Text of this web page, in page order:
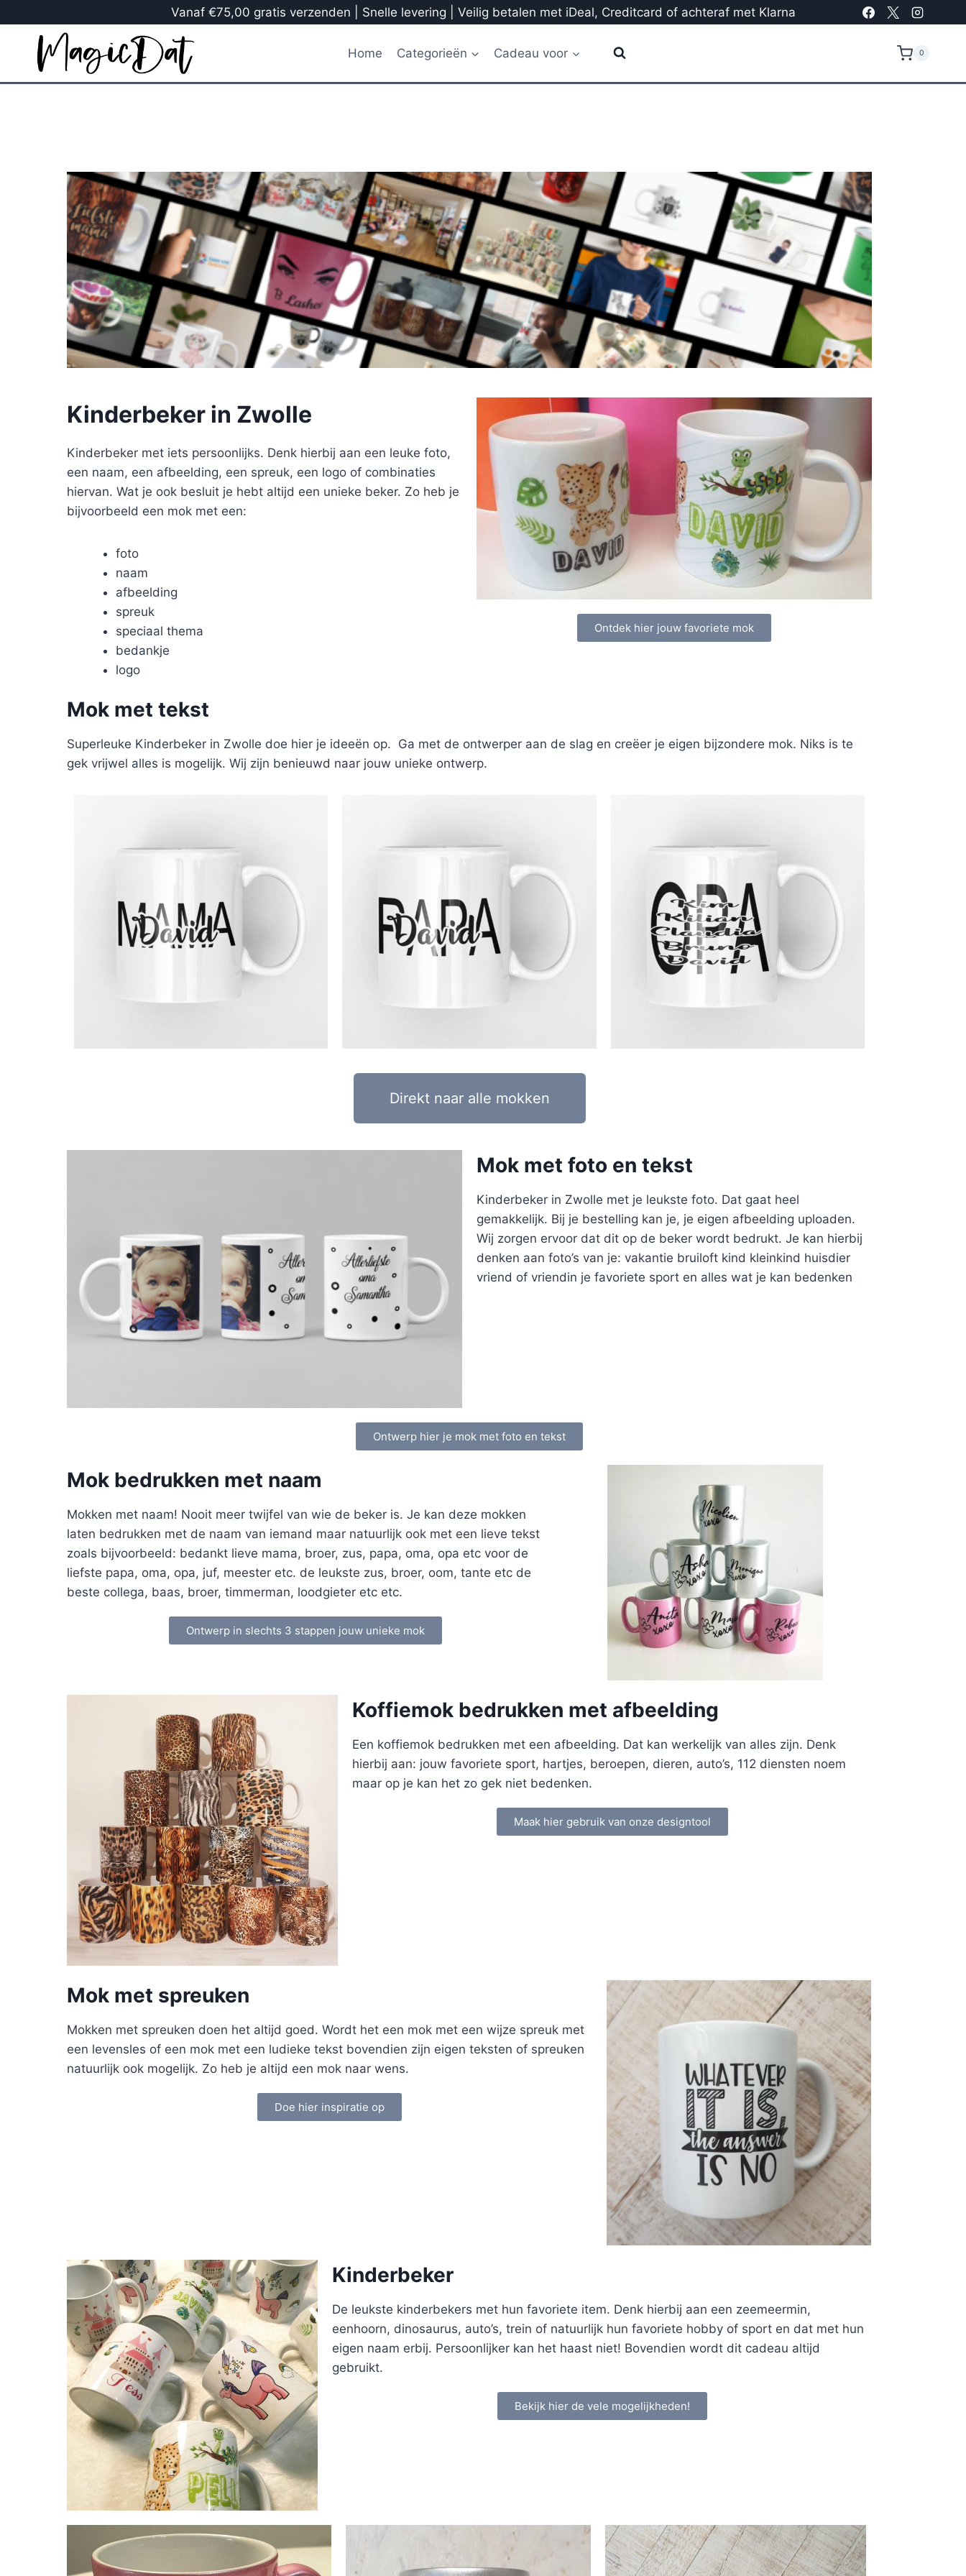
Vanaf €75,00 gratis verzenden | Snelle levering | Veilig betalen met iDeal, Creditcard of achteraf met Klarna
Home Categorieën Cadeau voor 0
Kinderbeker in Zwolle
Kinderbeker met iets persoonlijks. Denk hierbij aan een leuke foto,
een naam, een afbeelding, een spreuk, een logo of combinaties
hiervan. Wat je ook besluit je hebt altijd een unieke beker. Zo heb je
bijvoorbeeld een mok met een:
foto
naam
afbeelding
spreuk
speciaal thema
bedankje
logo
Ontdek hier jouw favoriete mok
Mok met tekst
Superleuke Kinderbeker in Zwolle doe hier je ideeën op. Ga met de ontwerper aan de slag en creëer je eigen bijzondere mok. Niks is te
gek vrijwel alles is mogelijk. Wij zijn benieuwd naar jouw unieke ontwerp.
Direkt naar alle mokken
Mok met foto en tekst
Kinderbeker in Zwolle met je leukste foto. Dat gaat heel
gemakkelijk. Bij je bestelling kan je, je eigen afbeelding uploaden.
Wij zorgen ervoor dat dit op de beker wordt bedrukt. Je kan hierbij
denken aan foto’s van je: vakantie bruiloft kind kleinkind huisdier
vriend of vriendin je favoriete sport en alles wat je kan bedenken
Ontwerp hier je mok met foto en tekst
Mok bedrukken met naam
Mokken met naam! Nooit meer twijfel van wie de beker is. Je kan deze mokken
laten bedrukken met de naam van iemand maar natuurlijk ook met een lieve tekst
zoals bijvoorbeeld: bedankt lieve mama, broer, zus, papa, oma, opa etc voor de
liefste papa, oma, opa, juf, meester etc. de leukste zus, broer, oom, tante etc de
beste collega, baas, broer, timmerman, loodgieter etc etc.
Ontwerp in slechts 3 stappen jouw unieke mok
Koffiemok bedrukken met afbeelding
Een koffiemok bedrukken met een afbeelding. Dat kan werkelijk van alles zijn. Denk
hierbij aan: jouw favoriete sport, hartjes, beroepen, dieren, auto’s, 112 diensten noem
maar op je kan het zo gek niet bedenken.
Maak hier gebruik van onze designtool
Mok met spreuken
Mokken met spreuken doen het altijd goed. Wordt het een mok met een wijze spreuk met
een levensles of een mok met een ludieke tekst bovendien zijn eigen teksten of spreuken
natuurlijk ook mogelijk. Zo heb je altijd een mok naar wens.
Doe hier inspiratie op
Kinderbeker
De leukste kinderbekers met hun favoriete item. Denk hierbij aan een zeemeermin,
eenhoorn, dinosaurus, auto’s, trein of natuurlijk hun favoriete hobby of sport en dat met hun
eigen naam erbij. Persoonlijker kan het haast niet! Bovendien wordt dit cadeau altijd
gebruikt.
Bekijk hier de vele mogelijkheden!